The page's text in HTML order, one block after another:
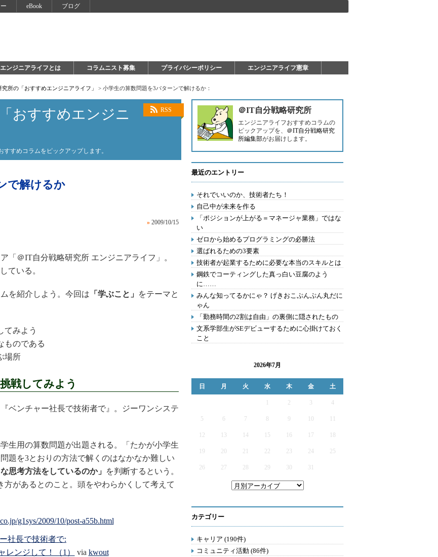
eBook ブログ
エンジニアライフとは コラムニスト募集 プライバシーポリシー エンジニアライフ憲章
所の「おすすめエンジニアライフ」 > 小学生の算数問題を3パターンで解けるか：
RSS
おすすめエンジニ
すめコラムをピックアップします。
で解けるか
» 2009/10/15
＠IT自分戦略研究所 エンジニアライフ」。
ている。
を紹介しよう。今回は 「学ぶこと」
をテーマと
てみよう
ものである
場所
戦してみよう
ベンチャー社長で技術者で』。ジーワンシステ
生用の算数問題が出題される。「たかが小学生
題を3とおりの方法で解くのはなかなか難しい
思考方法をしているのか」
を判断するという。
があるとのこと。頭をやわらかくして考えて
社長で技術者で:
レンジして！（1）
via kwout
＠IT自分戦略研究所
エンジニアライフおすすめコラムの
ピックアップを、 ＠IT自分戦略研究
所編集部がお届けします。
最近のエントリー
それでいいのか、技術者たち！
自己中が未来を作る
「ポジションが上がる＝マネージャ業務」ではな
い
ゼロから始めるプログラミングの必勝法
選ばれるための3要素
技術者が起業するために必要な本当のスキルとは
鋼鉄でコーティングした真っ白い豆腐のよう
に……
みんな知ってるかにゃ？ げきおこぷんぷん丸だに
ゃん
「勤務時間の2割は自由」の裏側に隠されたもの
文系学部生がSEデビューするために心掛けておく
こと
2026年7月
日 月 火 水 木 金 土
2 3 4
5 6 7 9
12 13 14 15 16 17
19 20 21 22 23 24 25
26 27 28 29 30 31
カテゴリー
キャリア (190件)
コミュニティ活動 (86件)